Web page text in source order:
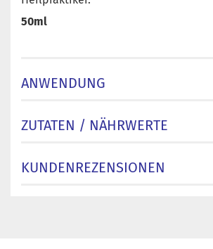
50ml
ANWENDUNG
ZUTATEN / NÄHRWERTE
KUNDENREZENSIONEN